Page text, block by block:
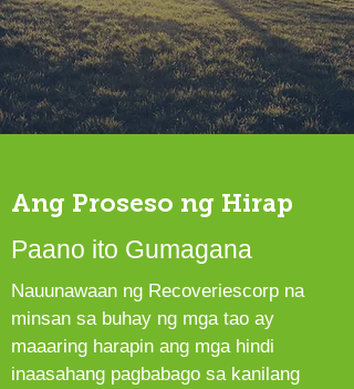
Ang Proseso ng Hirap
Paano ito Gumagana
Nauunawaan ng Recoveriescorp na
minsan sa buhay ng mga tao ay
maaaring harapin ang mga hindi
inaasahang pagbabago sa kanilang